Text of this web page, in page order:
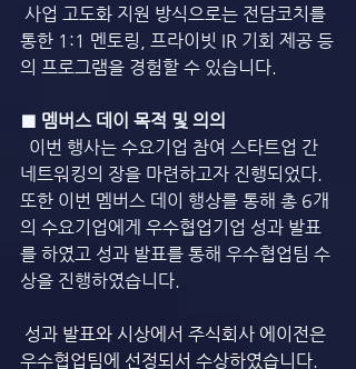
통한 1:1 멘토링, 프라이빗 IR 기회 제공 등
의 프로그램을 경험할 수 있습니다.
■ 멤버스 데이 목적 및 의의
네트워킹의 장을 마련하고자 진행되었다.
또한 이번 멤버스 데이 행상를 통해 총 6개
의 수요기업에게 우수협업기업 성과 발표
를 하였고 성과 발표를 통해 우수협업팀 수
상을 진행하였습니다.
성과 발표와 시상에서 주식회사 에이전은
우수협업팀에 선정되서 수상하였습니다.